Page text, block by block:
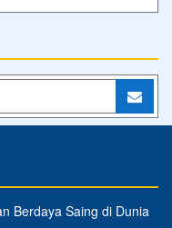
Berdaya Saing di Dunia